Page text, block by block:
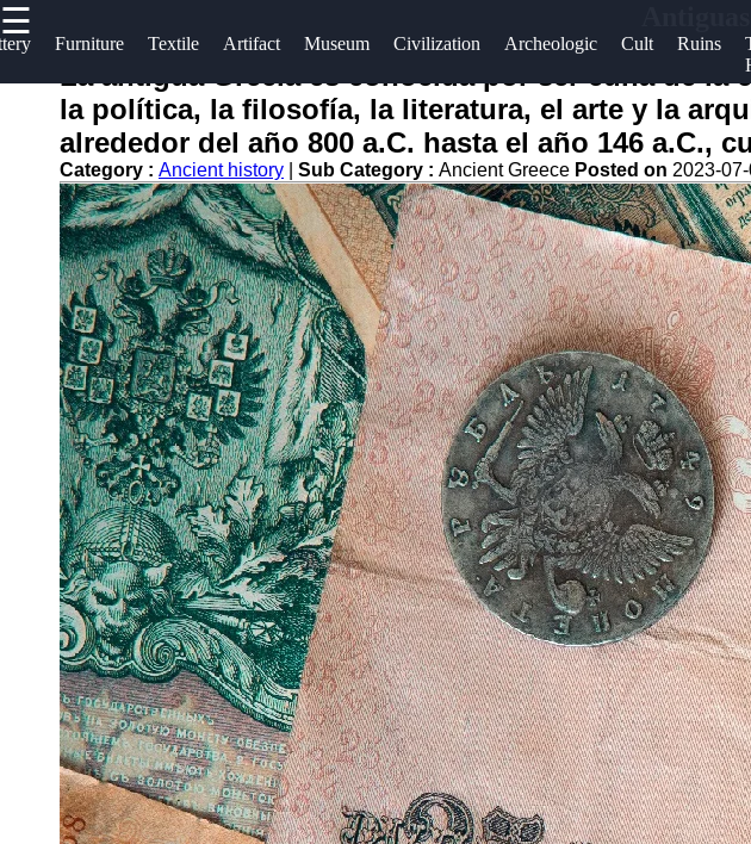
☰
Furniture Textile Artifact Museum Civilization Archeologic Cult Ruins
Useful
Home
antiguas
Socials
Facebook
Instagram
Twitter
Telegram
Help &
Contact
About
Us
Write
for Us
La antigua Grecia es conocida por ser cuna de
la política, la filosofía, la literatura, el arte y la
alrededor del año 800 a.C. hasta el año 146 a.C.,
Category : Ancient history Sub Category : Ancient Greece Posted on 2023-